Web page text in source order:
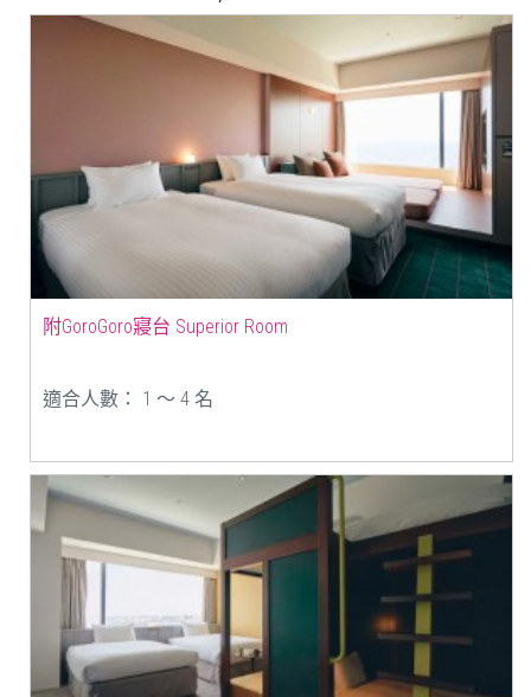
附GoroGoro寢台 Superior Room
適合人數： 1 ～ 4 名